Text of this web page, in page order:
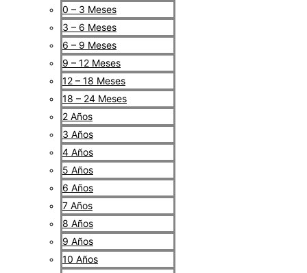
0 – 3 Meses
3 – 6 Meses
6 – 9 Meses
9 – 12 Meses
12 – 18 Meses
18 – 24 Meses
2 Años
3 Años
4 Años
5 Años
6 Años
7 Años
8 Años
9 Años
10 Años